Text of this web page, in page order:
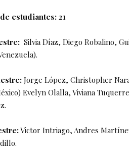
estudiantes: 21
Silvia Díaz, Diego Robalino,
Jorge López, Christopher
Evelyn Olalla, Viviana
Victor Intriago, Andres